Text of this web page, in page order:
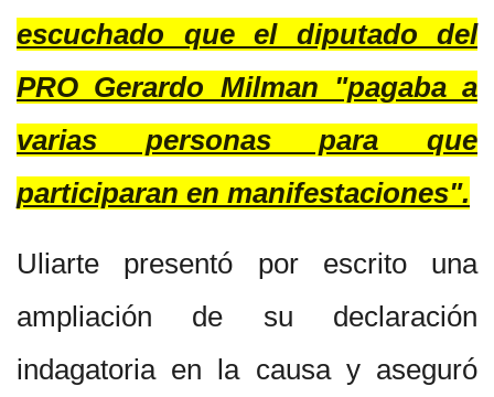
escuchado que el diputado del
PRO Gerardo Milman "pagaba a
varias personas para que
participaran en manifestaciones".
Uliarte presentó por escrito una
ampliación de su declaración
indagatoria en la causa y aseguró